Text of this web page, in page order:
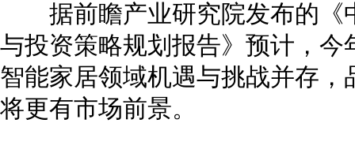
据前瞻产业研究院发布的《
与投资策略规划报告》预计，今
智能家居领域机遇与挑战并存
将更有市场前景。